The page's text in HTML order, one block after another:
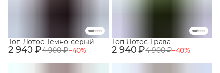
2 940 ₽4 900 ₽−40%
Топ Лотос Тёмно-серый
2 940 ₽4 900 ₽−40%
Топ Лотос Трава